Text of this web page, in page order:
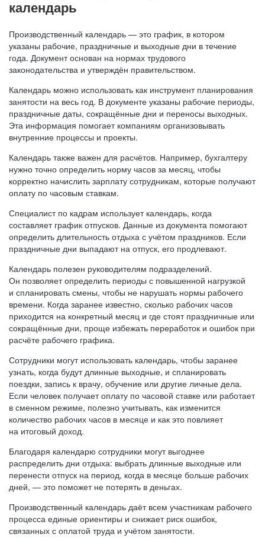
календарь
Производственный календарь — это график, в котором
указаны рабочие, праздничные и выходные дни в течение
года. Документ основан на нормах трудового
законодательства и утверждён правительством.
Календарь можно использовать как инструмент планирования
занятости на весь год. В документе указаны рабочие периоды,
праздничные даты, сокращённые дни и переносы выходных.
Эта информация помогает компаниям организовывать
внутренние процессы и проекты.
Календарь также важен для расчётов. Например, бухгалтеру
нужно точно определить норму часов за месяц, чтобы
корректно начислить зарплату сотрудникам, которые получают
оплату по часовым ставкам.
Специалист по кадрам использует календарь, когда
составляет график отпусков. Данные из документа помогают
определить длительность отдыха с учётом праздников. Если
праздничные дни выпадают на отпуск, его продлевают.
Календарь полезен руководителям подразделений.
Он позволяет определить периоды с повышенной нагрузкой
и спланировать смены, чтобы не нарушать нормы рабочего
времени. Когда заранее известно, сколько рабочих часов
приходится на конкретный месяц и где стоят праздничные или
сокращённые дни, проще избежать переработок и ошибок при
расчёте рабочего графика.
Сотрудники могут использовать календарь, чтобы заранее
узнать, когда будут длинные выходные, и спланировать
поездки, запись к врачу, обучение или другие личные дела.
Если человек получает оплату по часовой ставке или работает
в сменном режиме, полезно учитывать, как изменится
количество рабочих часов в месяце и как это повлияет
на итоговый доход.
Благодаря календарю сотрудники могут выгоднее
распределить дни отдыха: выбрать длинные выходные или
перенести отпуск на период, когда в месяце больше рабочих
дней, — это поможет не потерять в деньгах.
Производственный календарь даёт всем участникам рабочего
процесса единые ориентиры и снижает риск ошибок,
связанных с оплатой труда и учётом занятости.